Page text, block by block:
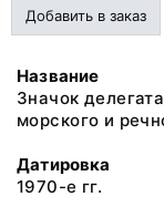
Добавить в заказ
Название
Значок
морского и
Датировка
1970-е гг.